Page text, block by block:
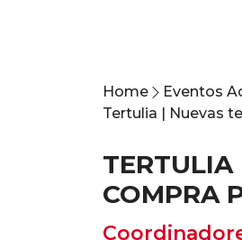
Home
Eventos
Tertulia | Nuevas
TERTULIA
COMPRA